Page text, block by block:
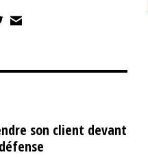
son client devant